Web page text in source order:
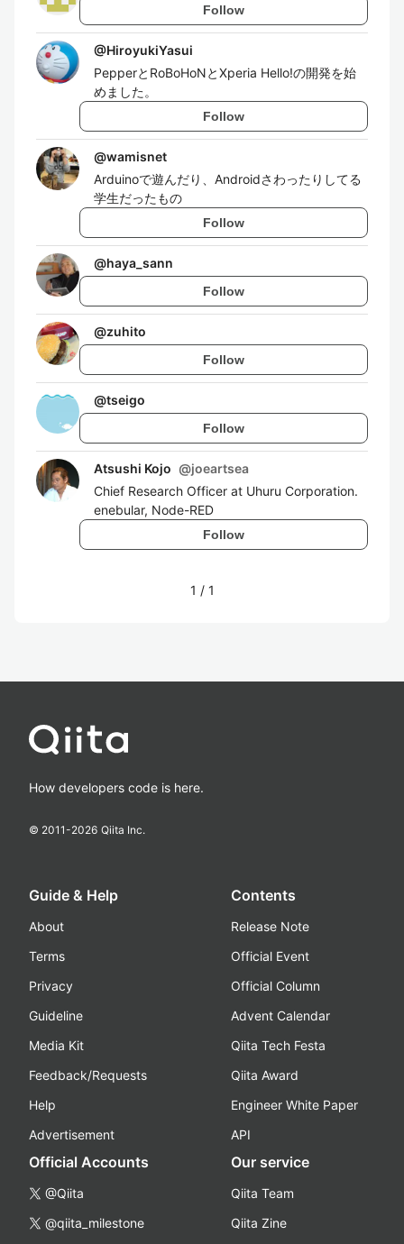
Follow
@HiroyukiYasui
PepperとRoBoHoNとXperia Hello!の開発を始
めました。
Follow
@wamisnet
Arduinoで遊んだり、Androidさわったりしてる
学生だったもの
Follow
@haya_sann
Follow
@zuhito
Follow
@tseigo
Follow
Atsushi Kojo @joeartsea
Chief Research Officer at Uhuru Corporation.
enebular, Node-RED
Follow
1 / 1
How developers code is here.
© 2011-2026 Qiita Inc.
Guide & Help
About
Terms
Privacy
Guideline
Media Kit
Feedback/Requests
Help
Advertisement
Contents
Release Note
Official Event
Official Column
Advent Calendar
Qiita Tech Festa
Qiita Award
Engineer White Paper
API
Official Accounts
@Qiita
@qiita_milestone
Our service
Qiita Team
Qiita Zine